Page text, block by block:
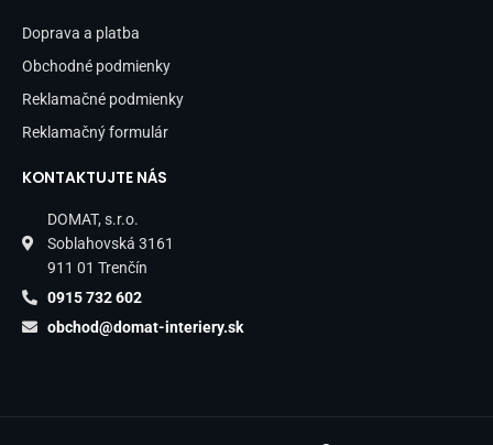
Doprava a platba
Obchodné podmienky
Reklamačné podmienky
Reklamačný formulár
KONTAKTUJTE NÁS
DOMAT, s.r.o.
Soblahovská 3161
911 01 Trenčín
0915 732 602
obchod@domat-interiery.sk